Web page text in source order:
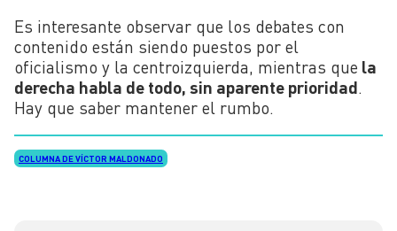
Es interesante observar que los debates con
contenido están siendo puestos por el
oficialismo y la centroizquierda, mientras que la
derecha habla de todo, sin aparente prioridad.
Hay que saber mantener el rumbo.
COLUMNA DE VÍCTOR MALDONADO